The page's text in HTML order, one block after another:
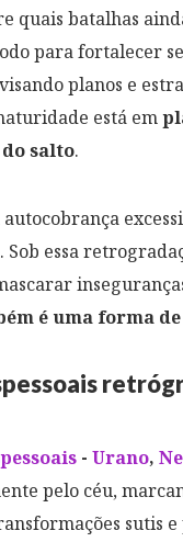
quais batalhas
para fortalecer
planos e
está em
salto.
essa
é uma forma
- Urano,
pelo céu,
sutis